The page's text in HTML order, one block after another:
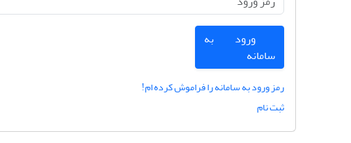
ورود به
سامانه
رمز ورود به سامانه را فراموش کرده ام!
ثبت نام